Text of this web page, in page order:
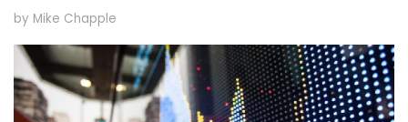
by Mike Chapple